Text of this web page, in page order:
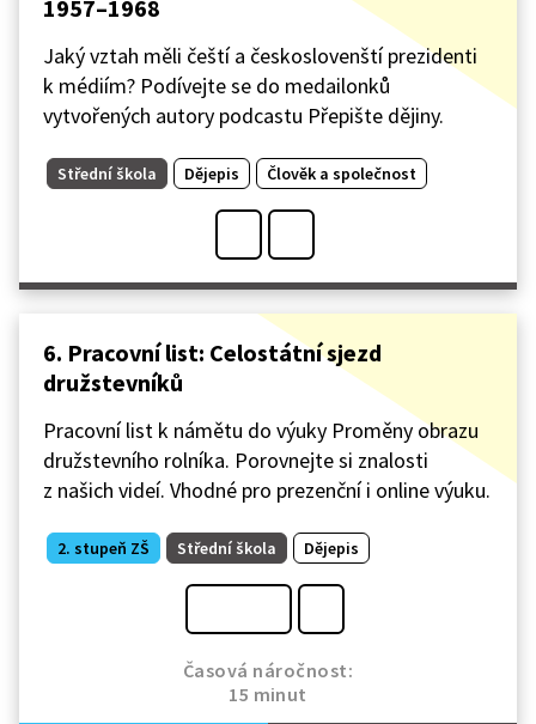
1957–1968
Jaký vztah měli čeští a českoslovenští prezidenti
k médiím? Podívejte se do medailonků
vytvořených autory podcastu Přepište dějiny.
Střední škola Dějepis Člověk a společnost
6. Pracovní list: Celostátní sjezd
družstevníků
Pracovní list k námětu do výuky Proměny obrazu
družstevního rolníka. Porovnejte si znalosti
z našich videí. Vhodné pro prezenční i online výuku.
2. stupeň ZŠ Střední škola Dějepis
Časová náročnost:
15 minut